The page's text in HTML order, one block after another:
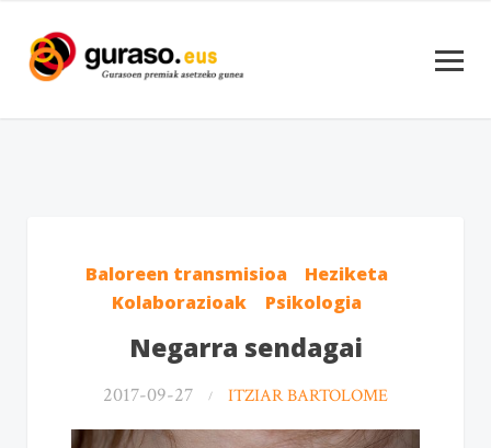
Baloreen transmisioa
Heziketa
Kolaborazioak
Psikologia
Negarra sendagai
2017-09-27 ITZIAR BARTOLOME